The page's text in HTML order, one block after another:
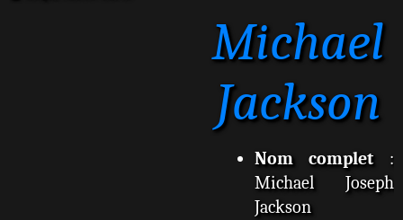
Michael
Jackson
Nom complet :
Michael Joseph
Jackson